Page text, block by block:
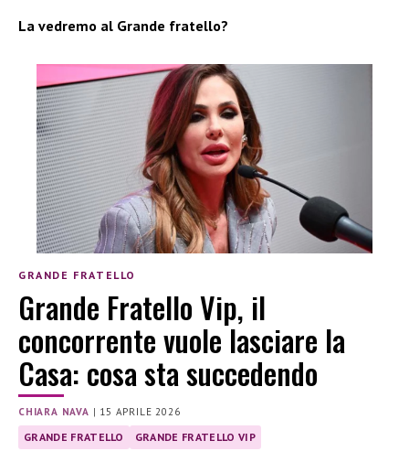
La vedremo al Grande fratello?
GRANDE FRATELLO
Grande Fratello Vip, il
concorrente vuole lasciare la
Casa: cosa sta succedendo
CHIARA NAVA | 15 APRILE 2026
GRANDE FRATELLO GRANDE FRATELLO VIP